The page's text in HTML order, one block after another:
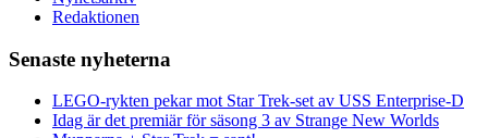
Redaktionen
Senaste nyheterna
LEGO-rykten pekar mot Star Trek-set av USS Enterprise-D
Idag är det premiär för säsong 3 av Strange New Worlds